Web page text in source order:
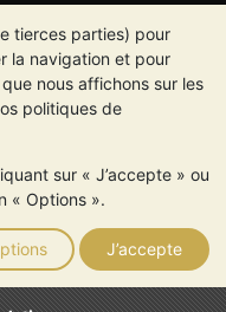
tierces parties) pour
la navigation et pour
nous affichons sur les
politiques de
sur « J’accepte » ou
« Options ».
J’accepte
précieux peut aussi
historiques ne
Rien sur les sites
ne
Demander l'avis d'un